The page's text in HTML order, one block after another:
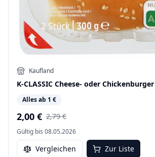
Kaufland
K-CLASSIC Cheese- oder Chickenburger
Alles ab 1 €
2,00 € 2,79 €
Gültig bis 08.05.2026
Vergleichen Zur Liste